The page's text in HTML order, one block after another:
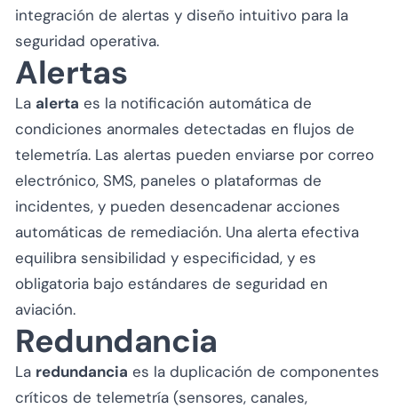
integración de alertas y diseño intuitivo para la
seguridad operativa.
Alertas
La alerta es la notificación automática de
condiciones anormales detectadas en flujos de
telemetría. Las alertas pueden enviarse por correo
electrónico, SMS, paneles o plataformas de
incidentes, y pueden desencadenar acciones
automáticas de remediación. Una alerta efectiva
equilibra sensibilidad y especificidad, y es
obligatoria bajo estándares de seguridad en
aviación.
Redundancia
La redundancia es la duplicación de componentes
críticos de telemetría (sensores, canales,